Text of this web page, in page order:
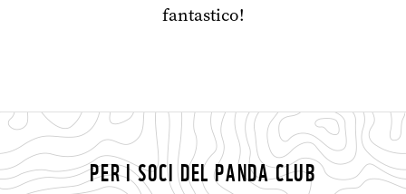
fantastico!
PER I SOCI DEL PANDA CLUB